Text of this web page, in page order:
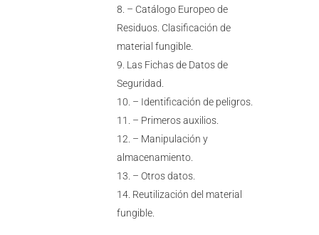
– Catálogo Europeo de
Residuos. Clasificación de
material fungible.
Las Fichas de Datos de
Seguridad.
– Identificación de peligros.
– Primeros auxilios.
– Manipulación y
almacenamiento.
– Otros datos.
Reutilización del material
fungible.